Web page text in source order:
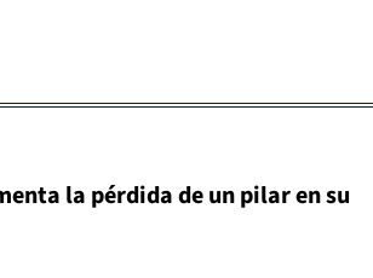
la pérdida de un pilar en su